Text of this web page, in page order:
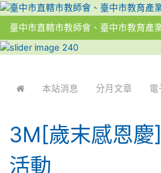
臺中市直轄市教師會、臺中市教育產
本站消息 分月文章 電
3M[歲末感恩慶
活動